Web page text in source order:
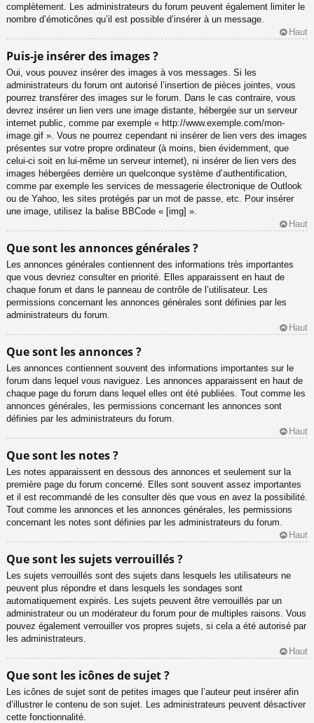
complètement. Les administrateurs du forum peuvent également limiter le
nombre d’émoticônes qu’il est possible d’insérer à un message.
Haut
Puis-je insérer des images ?
Oui, vous pouvez insérer des images à vos messages. Si les
administrateurs du forum ont autorisé l’insertion de pièces jointes, vous
pourrez transférer des images sur le forum. Dans le cas contraire, vous
devrez insérer un lien vers une image distante, hébergée sur un serveur
internet public, comme par exemple « http://www.exemple.com/mon-
image.gif ». Vous ne pourrez cependant ni insérer de lien vers des images
présentes sur votre propre ordinateur (à moins, bien évidemment, que
celui-ci soit en lui-même un serveur internet), ni insérer de lien vers des
images hébergées derrière un quelconque système d’authentification,
comme par exemple les services de messagerie électronique de Outlook
ou de Yahoo, les sites protégés par un mot de passe, etc. Pour insérer
une image, utilisez la balise BBCode « [img] ».
Haut
Que sont les annonces générales ?
Les annonces générales contiennent des informations très importantes
que vous devriez consulter en priorité. Elles apparaissent en haut de
chaque forum et dans le panneau de contrôle de l’utilisateur. Les
permissions concernant les annonces générales sont définies par les
administrateurs du forum.
Haut
Que sont les annonces ?
Les annonces contiennent souvent des informations importantes sur le
forum dans lequel vous naviguez. Les annonces apparaissent en haut de
chaque page du forum dans lequel elles ont été publiées. Tout comme les
annonces générales, les permissions concernant les annonces sont
définies par les administrateurs du forum.
Haut
Que sont les notes ?
Les notes apparaissent en dessous des annonces et seulement sur la
première page du forum concerné. Elles sont souvent assez importantes
et il est recommandé de les consulter dès que vous en avez la possibilité.
Tout comme les annonces et les annonces générales, les permissions
concernant les notes sont définies par les administrateurs du forum.
Haut
Que sont les sujets verrouillés ?
Les sujets verrouillés sont des sujets dans lesquels les utilisateurs ne
peuvent plus répondre et dans lesquels les sondages sont
automatiquement expirés. Les sujets peuvent être verrouillés par un
administrateur ou un modérateur du forum pour de multiples raisons. Vous
pouvez également verrouiller vos propres sujets, si cela a été autorisé par
les administrateurs.
Haut
Que sont les icônes de sujet ?
Les icônes de sujet sont de petites images que l’auteur peut insérer afin
d’illustrer le contenu de son sujet. Les administrateurs peuvent désactiver
cette fonctionnalité.